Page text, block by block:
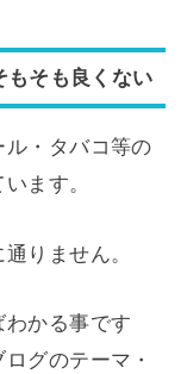
もそも良くない
・タバコ等の
ます。
りません。
かる事です
グのテーマ・